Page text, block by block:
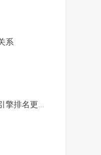
系
名更新周期